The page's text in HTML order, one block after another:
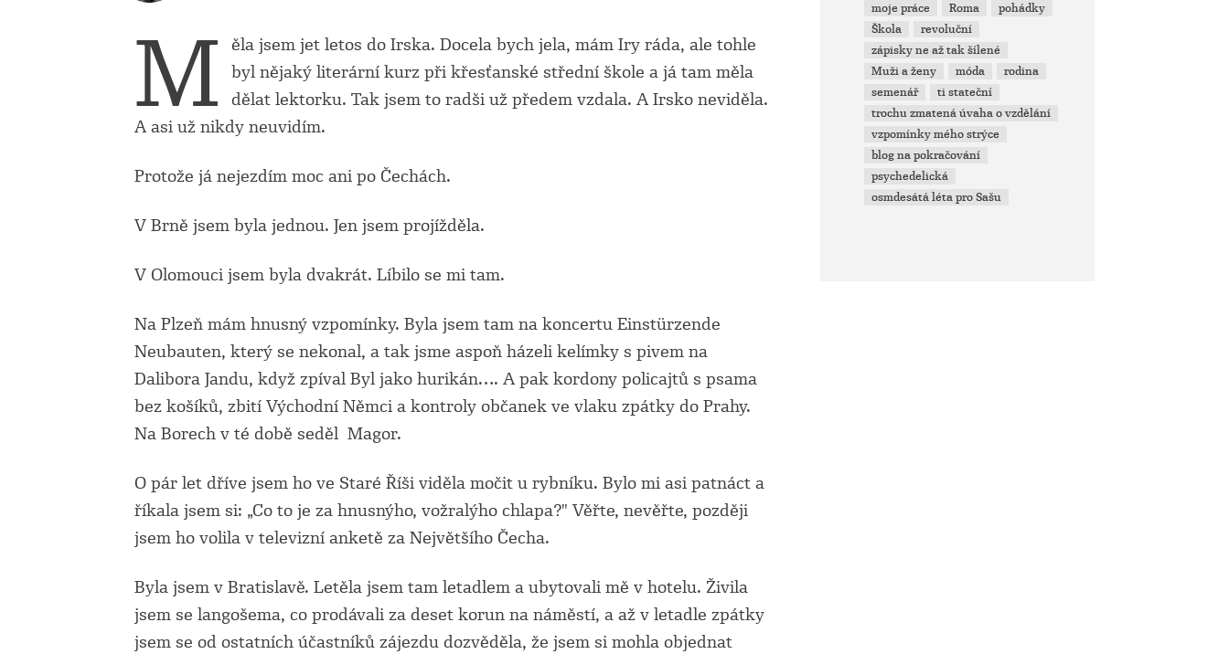
M
ěla jsem jet letos do Irska. Docela bych jela, mám Iry ráda, ale tohle
byl nějaký literární kurz při křesťanské střední škole a já tam měla
dělat lektorku. Tak jsem to radši už předem vzdala. A Irsko neviděla.
A asi už nikdy neuvidím.
Protože já nejezdím moc ani po Čechách.
V Brně jsem byla jednou. Jen jsem projížděla.
V Olomouci jsem byla dvakrát. Líbilo se mi tam.
Na Plzeň mám hnusný vzpomínky. Byla jsem tam na koncertu Einstürzende
Neubauten, který se nekonal, a tak jsme aspoň házeli kelímky s pivem na
Dalibora Jandu, když zpíval Byl jako hurikán…. A pak kordony policajtů s psama
bez košíků, zbití Východní Němci a kontroly občanek ve vlaku zpátky do Prahy.
Na Borech v té době seděl Magor.
O pár let dříve jsem ho ve Staré Říši viděla močit u rybníku. Bylo mi asi patnáct a
říkala jsem si: „Co to je za hnusnýho, vožralýho chlapa?" Věřte, nevěřte, později
jsem ho volila v televizní anketě za Největšího Čecha.
Byla jsem v Bratislavě. Letěla jsem tam letadlem a ubytovali mě v hotelu. Živila
jsem se langošema, co prodávali za deset korun na náměstí, a až v letadle zpátky
jsem se od ostatních účastníků zájezdu dozvěděla, že jsem si mohla objednat
moje práce
Roma
pohádky
Škola
revoluční
zápisky ne až tak šílené
Muži a ženy
móda
rodina
semenář
ti stateční
trochu zmatená úvaha o vzdělání
vzpomínky mého strýce
blog na pokračování
psychedelická
osmdesátá léta pro Sašu